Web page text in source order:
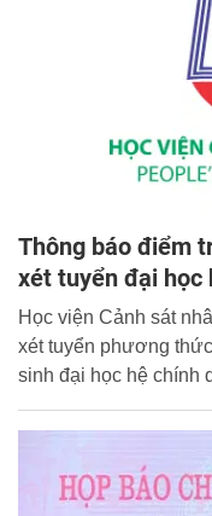
Thông báo điểm
xét tuyển đại học
Học viện Cảnh sát
xét tuyển phương
sinh đại học hệ chính